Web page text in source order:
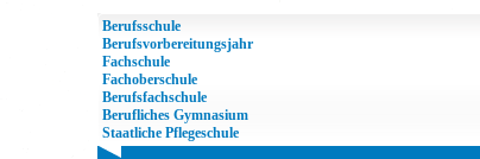
Berufsschule
Berufsvorbereitungsjahr
Fachschule
Fachoberschule
Berufsfachschule
Berufliches Gymnasium
Staatliche Pflegeschule